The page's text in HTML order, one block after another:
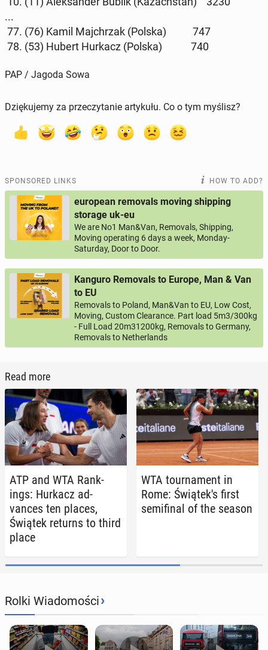
...
77. (76) Kamil Ma­jchrzak (Polska) 747
78. (53) Hubert Hurkacz (Polska) 740
PAP / Jagoda Sowa
Dziękujemy za przeczytanie artykułu. Co o tym myślisz?
SPONSORED LINKS HOW TO ADD?
european removals moving shipping
storage uk-eu
We are No1 Man&Van, Removals, Shipping,
Moving operating 6 days a week, Monday-
Saturday, Door to Door.
Kanguro Removals to Europe, Man & Van
to EU
Removals to Poland, Man&Van to EU, Low Cost,
Moving, Custom Clearance. Part load 5m3/300kg
- Full Load 20m31200kg, Removals to Germany,
Removals to Netherlands
Read more
ATP and WTA Rank­
ings: Hurkacz ad­
vances ten places,
Świątek returns to third
place
WTA tour­na­ment in
Rome: Świątek's first
semi­fi­nal of the season
Rolki Wiadomości›